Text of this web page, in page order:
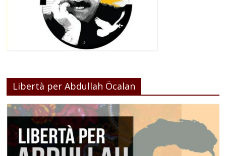
Libertà per Abdullah Öcalan